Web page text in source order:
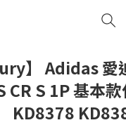
】 Adidas 愛
CR S 1P 基本
KD8378